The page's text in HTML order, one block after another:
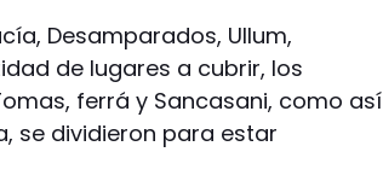
Desamparados, Ullum,
de lugares a cubrir, los
ferrá y Sancasani, como así
se dividieron para estar